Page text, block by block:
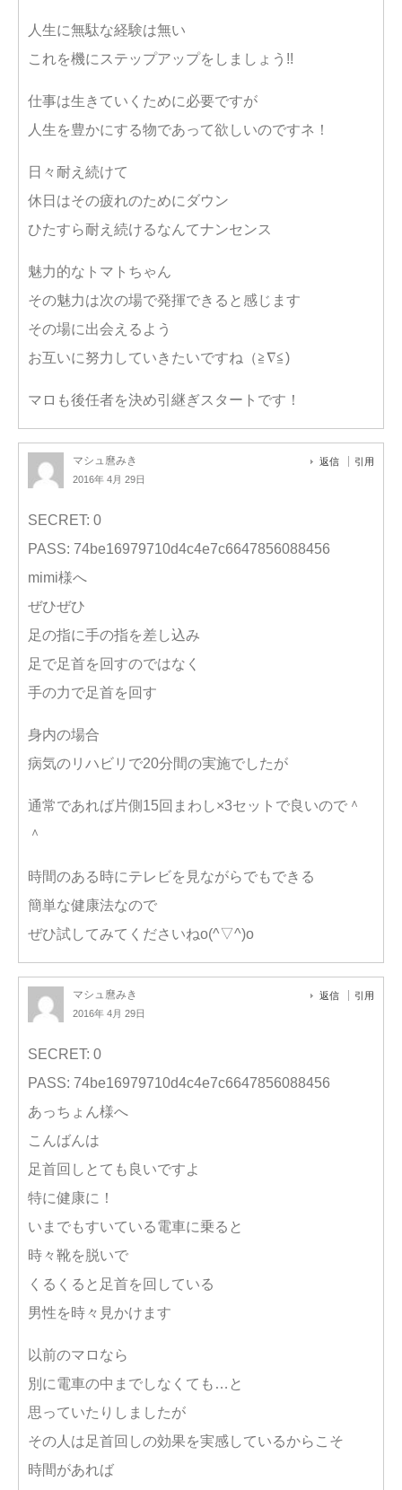
人生に無駄な経験は無い
これを機にステップアップをしましょう!!
仕事は生きていくために必要ですが
人生を豊かにする物であって欲しいのですネ！
日々耐え続けて
休日はその疲れのためにダウン
ひたすら耐え続けるなんてナンセンス
魅力的なトマトちゃん
その魅力は次の場で発揮できると感じます
その場に出会えるよう
お互いに努力していきたいですね（≧∇≦)
マロも後任者を決め引継ぎスタートです！
マシュ麿みき
2016年 4月 29日
返信 引用
SECRET: 0
PASS: 74be16979710d4c4e7c6647856088456
mimi様へ
ぜひぜひ
足の指に手の指を差し込み
足で足首を回すのではなく
手の力で足首を回す
身内の場合
病気のリハビリで20分間の実施でしたが
通常であれば片側15回まわし×3セットで良いので＾
＾
時間のある時にテレビを見ながらでもできる
簡単な健康法なので
ぜひ試してみてくださいねo(^▽^)o
マシュ麿みき
2016年 4月 29日
返信 引用
SECRET: 0
PASS: 74be16979710d4c4e7c6647856088456
あっちょん様へ
こんばんは
足首回しとても良いですよ
特に健康に！
いまでもすいている電車に乗ると
時々靴を脱いで
くるくると足首を回している
男性を時々見かけます
以前のマロなら
別に電車の中までしなくても…と
思っていたりしましたが
その人は足首回しの効果を実感しているからこそ
時間があれば